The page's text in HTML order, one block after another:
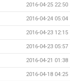
2016-04-25 22:50
2016-04-24 05:04
2016-04-23 12:15
2016-04-23 05:57
2016-04-21 01:38
2016-04-18 04:25